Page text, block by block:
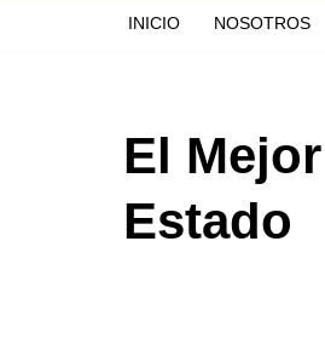
INICIO NOSOTROS
El
Estado